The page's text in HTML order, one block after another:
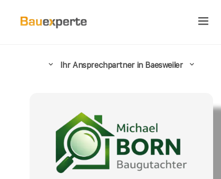
Ihr Ansprechpartner in Baesweiler